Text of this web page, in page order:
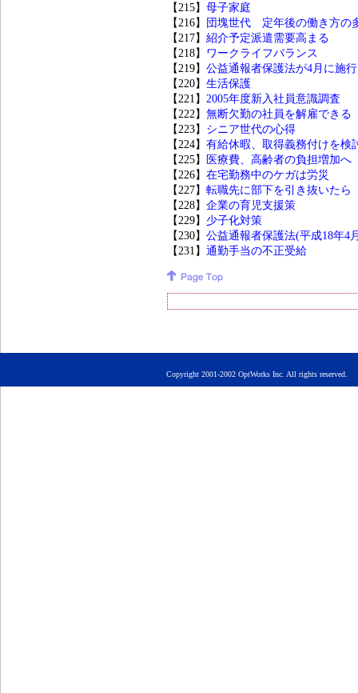
【215】 母子家庭
【216】 団塊世代 定年後の働き方の
【217】 紹介予定派遣需要高まる
【218】 ワークライフバランス
【219】 公益通報者保護法が4月に施行
【220】 生活保護
【221】 2005年度新入社員意識調査
【222】 無断欠勤の社員を解雇できる
【223】 シニア世代の心得
【224】 有給休暇、取得義務付けを検
【225】
医療費、高齢者の負担増加へ
【226】 在宅勤務中のケガは労災
【227】 転職先に部下を引き抜いたら
【228】 企業の育児支援策
【229】 少子化対策
【230】 公益通報者保護法(平成18年4
【231】 通勤手当の不正受給
Copyright 2001-2002 OptWorks Inc. All rights